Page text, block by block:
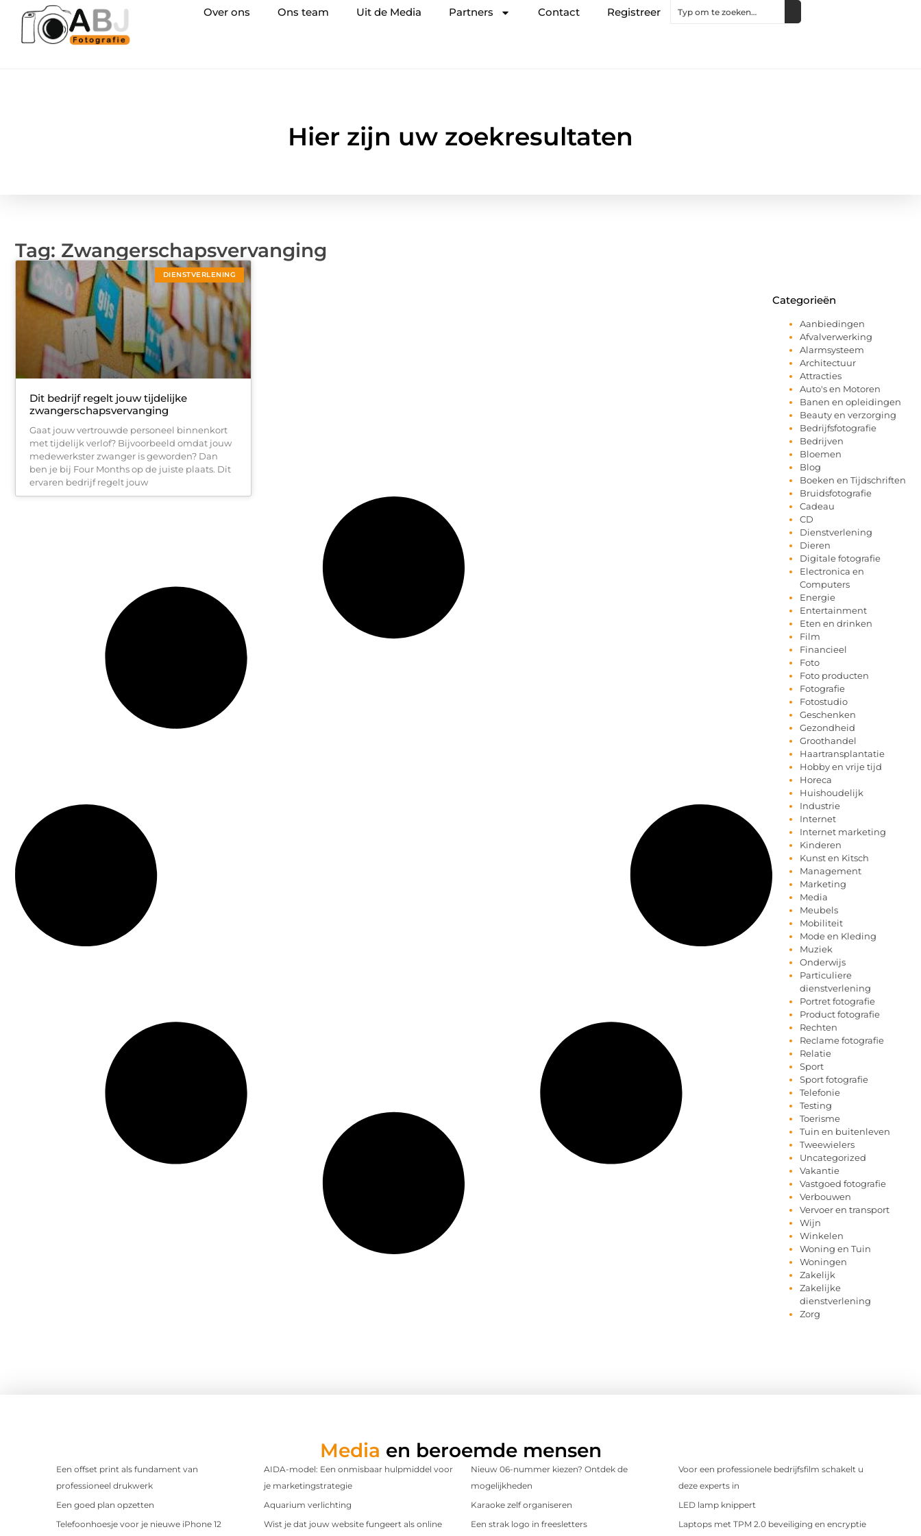
Over ons Ons team Uit de Media Partners Contact Registreer
Hier zijn uw zoekresultaten
Tag: Zwangerschapsvervanging
DIENSTVERLENING
Dit bedrijf regelt jouw tijdelijke
zwangerschapsvervanging
Gaat jouw vertrouwde personeel binnenkort
met tijdelijk verlof? Bijvoorbeeld omdat jouw
medewerkster zwanger is geworden? Dan
ben je bij Four Months op de juiste plaats. Dit
ervaren bedrijf regelt jouw
Categorieën
Aanbiedingen
Afvalverwerking
Alarmsysteem
Architectuur
Attracties
Auto's en Motoren
Banen en opleidingen
Beauty en verzorging
Bedrijfsfotografie
Bedrijven
Bloemen
Blog
Boeken en Tijdschriften
Bruidsfotografie
Cadeau
CD
Dienstverlening
Dieren
Digitale fotografie
Electronica en
Computers
Energie
Entertainment
Eten en drinken
Film
Financieel
Foto
Foto producten
Fotografie
Fotostudio
Geschenken
Gezondheid
Groothandel
Haartransplantatie
Hobby en vrije tijd
Horeca
Huishoudelijk
Industrie
Internet
Internet marketing
Kinderen
Kunst en Kitsch
Management
Marketing
Media
Meubels
Mobiliteit
Mode en Kleding
Muziek
Onderwijs
Particuliere
dienstverlening
Portret fotografie
Product fotografie
Rechten
Reclame fotografie
Relatie
Sport
Sport fotografie
Telefonie
Testing
Toerisme
Tuin en buitenleven
Tweewielers
Uncategorized
Vakantie
Vastgoed fotografie
Verbouwen
Vervoer en transport
Wijn
Winkelen
Woning en Tuin
Woningen
Zakelijk
Zakelijke
dienstverlening
Zorg
Media en beroemde mensen
Een offset print als fundament van
professioneel drukwerk
AIDA-model: Een onmisbaar hulpmiddel voor
je marketingstrategie
Nieuw 06-nummer kiezen? Ontdek de
mogelijkheden
Voor een professionele bedrijfsfilm schakelt u
deze experts in
Een goed plan opzetten
Aquarium verlichting Karaoke zelf organiseren
LED lamp knippert
Telefoonhoesje voor je nieuwe iPhone 12
Wist je dat jouw website fungeert als online
Een strak logo in freesletters Laptops met TPM 2.0 beveiliging en encryptie